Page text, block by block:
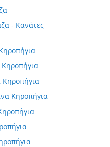
- Κανάτες
Κηροπήγια
Κηροπήγια
Κηροπήγια